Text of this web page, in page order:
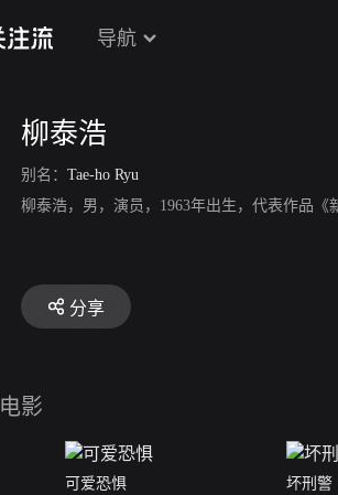
导航
柳泰浩
别名： Tae-ho Ryu
柳泰浩，男，演员，1963年出生，代表作品《
分享
电影
可爱恐惧
坏刑警